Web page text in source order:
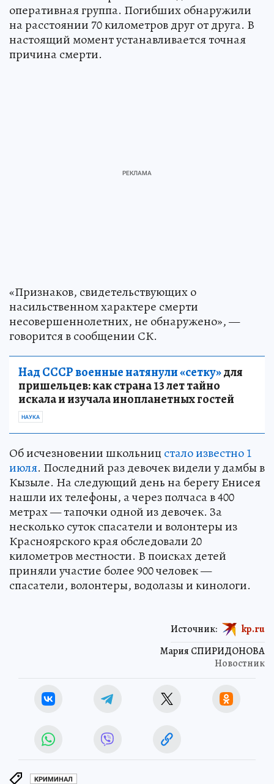
оперативная группа. Погибших обнаружили
на расстоянии 70 километров друг от друга. В
настоящий момент устанавливается точная
причина смерти.
«Признаков, свидетельствующих о
насильственном характере смерти
несовершеннолетних, не обнаружено», —
говорится в сообщении СК.
Над СССР военные натянули «сетку»для
пришельцев: как страна 13 лет тайно
искала и изучала инопланетных гостей
НАУКА
Об исчезновении школьниц стало известно 1
июля. Последний раз девочек видели у дамбы в
Кызыле. На следующий день на берегу Енисея
нашли их телефоны, а через полчаса в 400
метрах — тапочки одной из девочек. За
несколько суток спасатели и волонтеры из
Красноярского края обследовали 20
километров местности. В поисках детей
приняли участие более 900 человек —
спасатели, волонтеры, водолазы и кинологи.
Мария СПИРИДОНОВА
Новостник
Источник: kp.ru
КРИМИНАЛ